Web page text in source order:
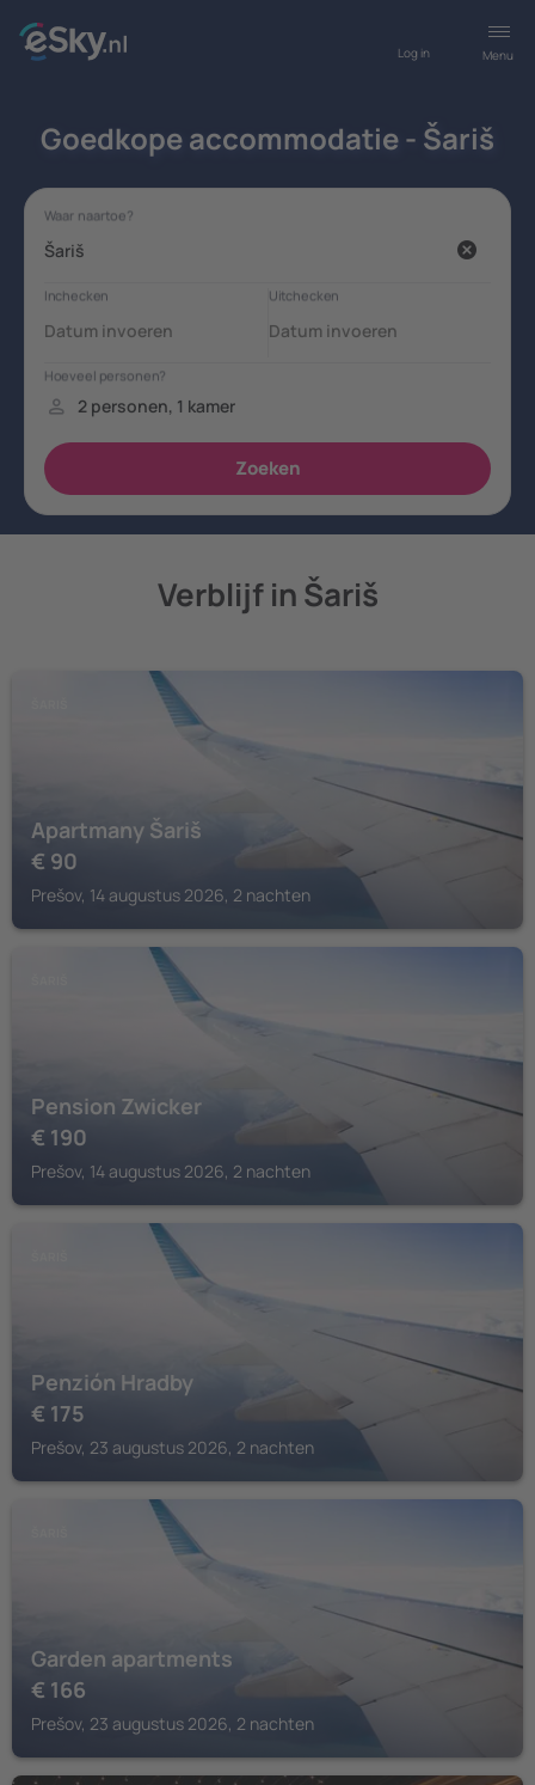
Menu
Log in
Goedkope accommodatie - Šariš
Verblijf in Šariš
Apartmany Šariš
€ 90
Prešov, 14 augustus 2026, 2 nachten
Pension Zwicker
€ 190
Prešov, 14 augustus 2026, 2 nachten
Penzión Hradby
€ 175
Prešov, 23 augustus 2026, 2 nachten
Garden apartments
€ 166
Prešov, 23 augustus 2026, 2 nachten